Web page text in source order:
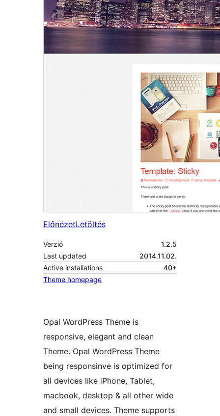
ElőnézetLetöltés
Verzió
1.2.5
Last updated
2014.11.02.
Active installations
40+
Theme homepage
Opal WordPress Theme is
responsive, elegant and clean
Theme. Opal WordPress Theme
being responsinve is optimized for
all devices like iPhone, Tablet,
macbook, desktop & all other wide
and small devices. Theme supports